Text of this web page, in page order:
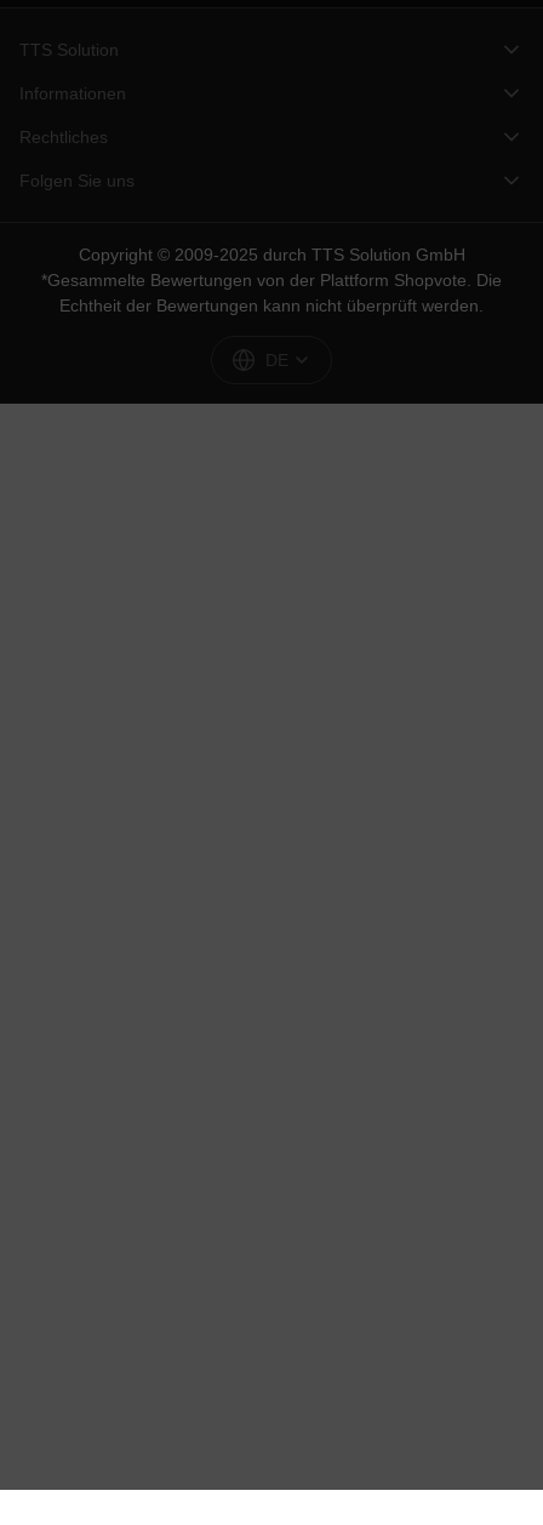
TTS Solution
Informationen
Rechtliches
Folgen Sie uns
Copyright © 2009-2025 durch TTS Solution GmbH
*Gesammelte Bewertungen von der Plattform Shopvote. Die
Echtheit der Bewertungen kann nicht überprüft werden.
DE